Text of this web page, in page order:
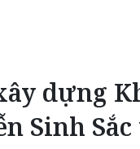
dựng
Sinh